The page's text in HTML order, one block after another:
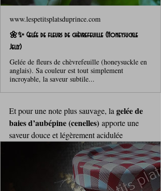
www.lespetitsplatsduprince.com
🌼✨ Gelée de fleurs de chèvrefeuille (Honeysuckle
Jelly)
Gelée de fleurs de chèvrefeuille (honeysuckle en
anglais). Sa couleur est tout simplement
incroyable, la saveur subtile...
Et pour une note plus sauvage, la gelée de
baies d’aubépine (cenelles) apporte une
saveur douce et légèrement acidulée